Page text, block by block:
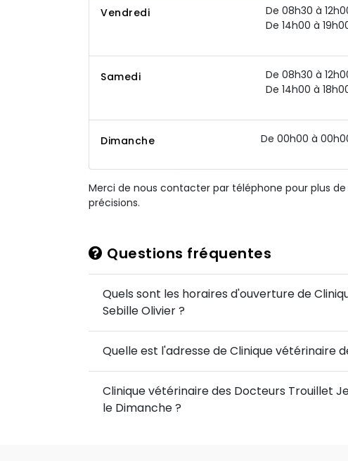
Vendredi
De 08h30 à
De 14h00 à
Samedi
De 08h30 à
De 14h00 à
Dimanche De 00h00 à
Merci de nous contacter par téléphone pour plus de
précisions.
Questions fréquentes
Quels sont les horaires d'ouverture de
Sebille Olivier ?
Quelle est l'adresse de Clinique vétérinaire
Clinique vétérinaire des Docteurs Trouillet
le Dimanche ?